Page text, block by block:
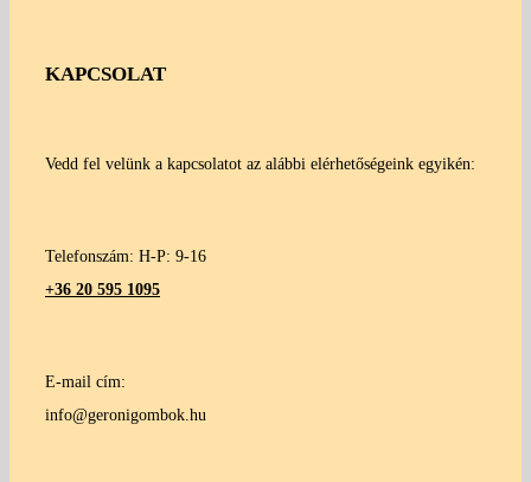
KAPCSOLAT
Vedd fel velünk a kapcsolatot az alábbi elérhetőségeink egyikén:
Telefonszám: H-P: 9-16
+36 20 595 1095
E-mail cím:
info@geronigombok.hu